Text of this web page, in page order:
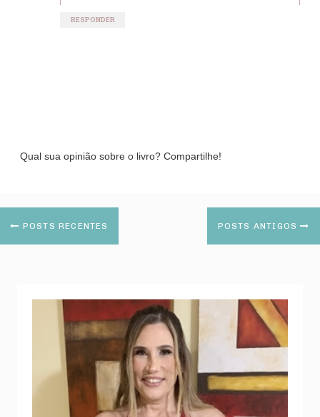
RESPONDER
Qual sua opinião sobre o livro? Compartilhe!
POSTS RECENTES POSTS ANTIGOS